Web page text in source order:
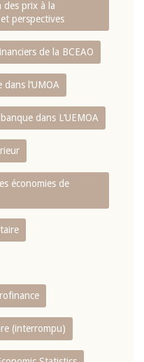
des prix à la
perspectives
de la BCEAO
l‘UMOA
dans L‘UEMOA
économies de
(interrompu)